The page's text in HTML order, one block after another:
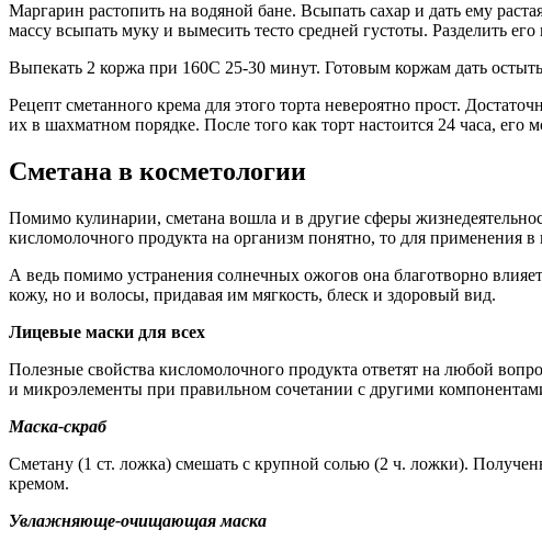
Маргарин растопить на водяной бане. Всыпать сахар и дать ему
массу всыпать муку и вымесить тесто средней густоты. Разделить
Выпекать 2 коржа при 160С 25-30 минут. Готовым коржам дать
Рецепт сметанного крема для этого торта невероятно прост.
их в шахматном порядке. После того как торт настоится 24 часа,
Сметана в косметологии
Помимо кулинарии, сметана вошла и в другие сферы
кисломолочного продукта на организм понятно, то для применения
А ведь помимо устранения солнечных ожогов она благотворно
кожу, но и волосы, придавая им мягкость, блеск и здоровый вид.
Лицевые маски для всех
Полезные свойства кисломолочного продукта ответят на любой
и микроэлементы при правильном сочетании с другими
Маска-скраб
Сметану (1 ст. ложка) смешать с крупной солью (2 ч. ложки).
кремом.
Увлажняюще-очищающая маска